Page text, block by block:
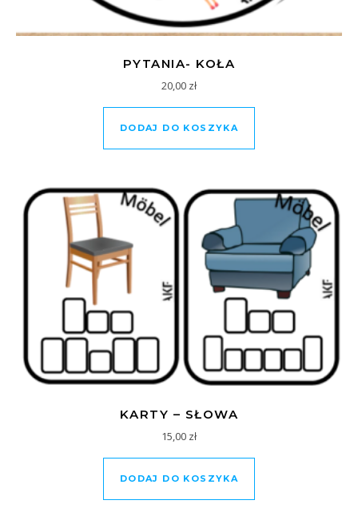
PYTANIA- KOŁA
20,00 zł
DODAJ DO KOSZYKA
KARTY – SŁOWA
15,00 zł
DODAJ DO KOSZYKA